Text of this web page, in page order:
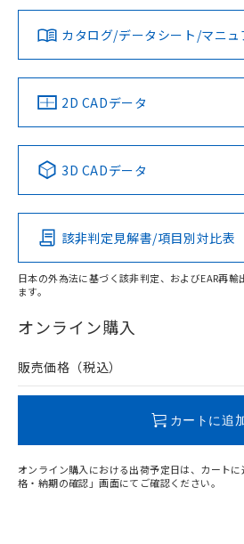
ダウンロードデータをご利用いただ
みください。
ソフトウェアの使用条件
対応済み
中国 RoHS 注意事項・凡例
Pb Hg
O
在庫等で未対応品が混在する可能性
問い合わせください。
LR型式承認
（イギリス
船舶規格）
DNV型式承認
（ノルウェー
No No
この製品の規格
その他の認証はこちらのペ
カタログ/データシート/マニュ
2D CADデータ
3D CADデータ
該非判定見解書/項目別対比表
日本の外為法に基づく該非判定、およびEAR再
ます。
オンライン購入
販売価格（税込）
カートに追
オンライン購入における出荷予定日は、カート
格・納期の確認」画面にてご確認ください。